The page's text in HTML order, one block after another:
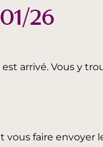
26
est arrivé. Vous y
vous faire